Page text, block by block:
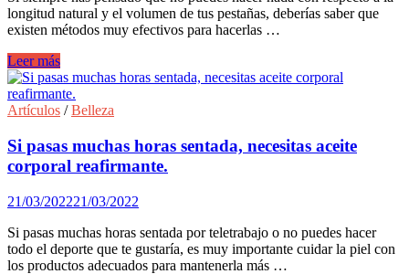
longitud natural y el volumen de tus pestañas, deberías saber que
existen métodos muy efectivos para hacerlas …
Consejos
para
potenciar
el
natural
de
tus
Leer más
Artículos /Belleza
Si pasas muchas horas sentada, necesitas aceite
corporal reafirmante.
21/03/202221/03/2022
Si pasas muchas horas sentada por teletrabajo o no puedes hacer
todo el deporte que te gustaría, es muy importante cuidar la piel con
los productos adecuados para mantenerla más …